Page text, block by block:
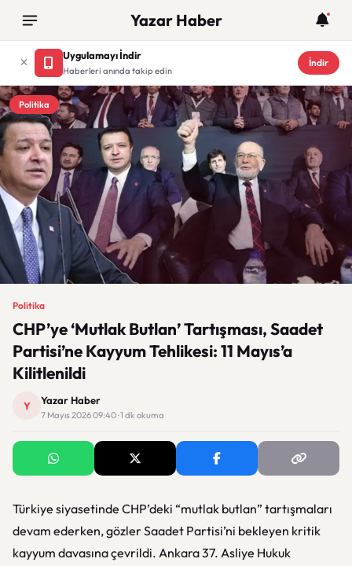
Yazar Haber
Uygulamayı İndir
Haberleri anında takip edin
İndir
Politika
Politika
CHP’ye ‘Mutlak Butlan’ Tartışması, Saadet
Partisi’ne Kayyum Tehlikesi: 11 Mayıs’a
Kilitlenildi
Y Yazar Haber
7 Mayıs 2026 09:40 · 1 dk okuma
Türkiye siyasetinde CHP’deki “mutlak butlan” tartışmaları
devam ederken, gözler Saadet Partisi’ni bekleyen kritik
kayyum davasına çevrildi. Ankara 37. Asliye Hukuk